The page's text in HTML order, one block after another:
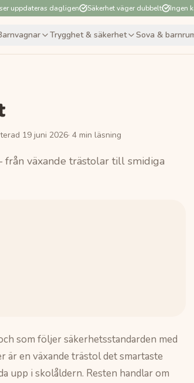
uppdateras dagligen Säkerhet väger dubbelt Ingen
Trygghet & säkerhet Sova &
19 juni 2026· 4 min läsning
växande trästolar till smidiga
som följer säkerhetsstandarden med
är en växande trästol det smartaste
upp i skolåldern. Resten handlar om